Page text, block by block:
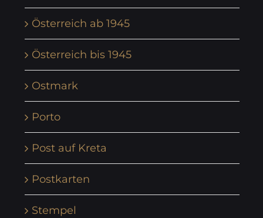
Österreich ab 1945
Österreich bis 1945
Ostmark
Porto
Post auf Kreta
Postkarten
Stempel